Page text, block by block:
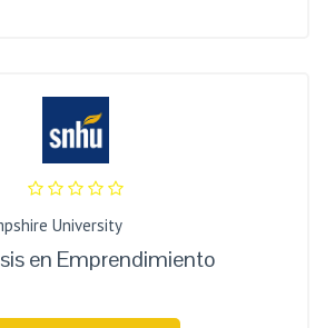
University
en Emprendimiento